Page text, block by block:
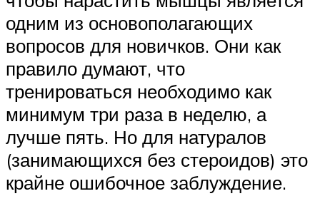
одним из основополагающих
вопросов для новичков. Они как
правило думают, что
тренироваться необходимо как
минимум три раза в неделю, а
лучше пять. Но для натуралов
(занимающихся без стероидов) это
крайне ошибочное заблуждение.